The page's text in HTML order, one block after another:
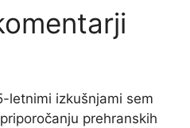
letnimi izkušnjami sem
prehranskih